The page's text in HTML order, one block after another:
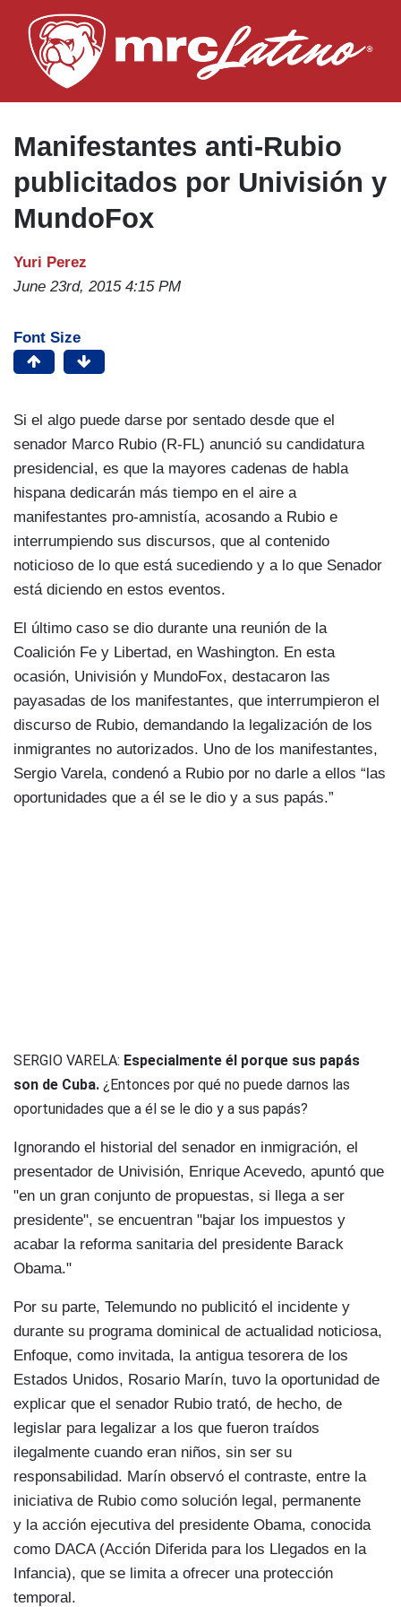
to
main
Manifestantes anti-Rubio
publicitados por Univisión y
MundoFox
Yuri Perez
June 23rd, 2015 4:15 PM
Font Size
Si el algo puede darse por sentado desde que el
senador Marco Rubio (R-FL) anunció su candidatura
presidencial, es que la mayores cadenas de habla
hispana dedicarán más tiempo en el aire a
manifestantes pro-amnistía, acosando a Rubio e
interrumpiendo sus discursos, que al contenido
noticioso de lo que está sucediendo y a lo que Senador
está diciendo en estos eventos.
El último caso se dio durante una reunión de la
Coalición Fe y Libertad, en Washington. En esta
ocasión, Univisión y MundoFox, destacaron las
payasadas de los manifestantes, que interrumpieron el
discurso de Rubio, demandando la legalización de los
inmigrantes no autorizados. Uno de los manifestantes,
Sergio Varela, condenó a Rubio por no darle a ellos “las
oportunidades que a él se le dio y a sus papás.”
SERGIO VARELA: Especialmente él porque sus papás
son de Cuba. ¿Entonces por qué no puede darnos las
oportunidades que a él se le dio y a sus papás?
Ignorando el historial del senador en inmigración, el
presentador de Univisión, Enrique Acevedo, apuntó que
"en un gran conjunto de propuestas, si llega a ser
presidente", se encuentran "bajar los impuestos y
acabar la reforma sanitaria del presidente Barack
Obama."
Por su parte, Telemundo no publicitó el incidente y
durante su programa dominical de actualidad noticiosa,
Enfoque, como invitada, la antigua tesorera de los
Estados Unidos, Rosario Marín, tuvo la oportunidad de
explicar que el senador Rubio trató, de hecho, de
legislar para legalizar a los que fueron traídos
ilegalmente cuando eran niños, sin ser su
responsabilidad. Marín observó el contraste, entre la
iniciativa de Rubio como solución legal, permanente
y la acción ejecutiva del presidente Obama, conocida
como DACA (Acción Diferida para los Llegados en la
Infancia), que se limita a ofrecer una protección
temporal.